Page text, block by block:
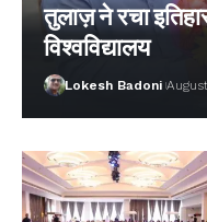
तुलाज़ ने रचा
विश्वविद्यालय
Lokesh Badoni